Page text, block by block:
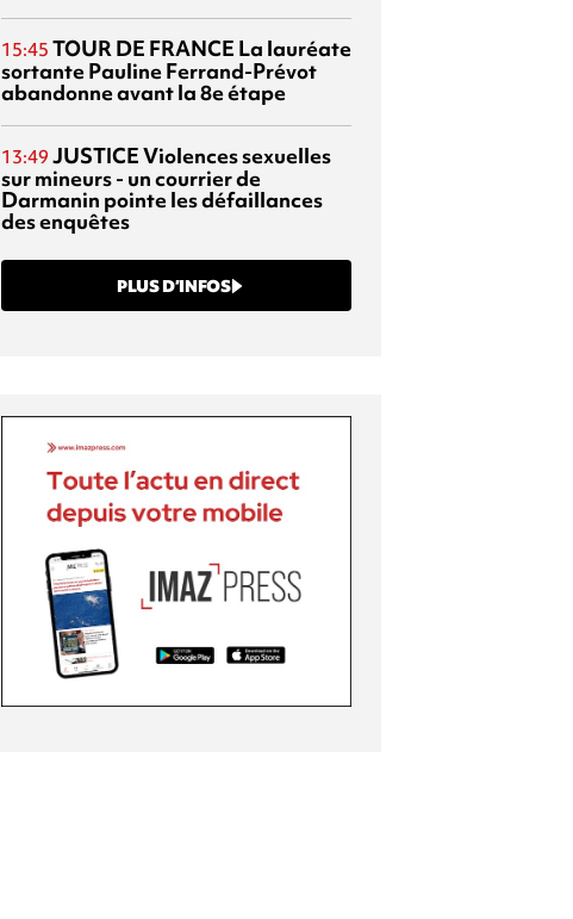
15:45 TOUR DE FRANCE La lauréate
sortante Pauline Ferrand-Prévot
abandonne avant la 8e étape
13:49 JUSTICEViolences sexuelles
sur mineurs - un courrier de
Darmanin pointe les défaillances
des enquêtes
PLUS D’INFOS